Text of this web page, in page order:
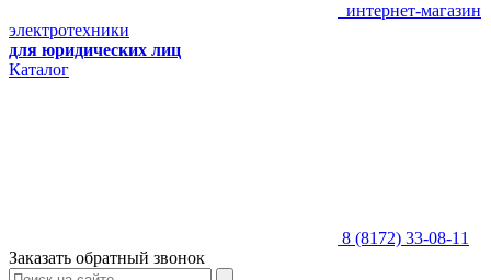
интернет-магазин
электротехники
для юридических лиц
Каталог
8 (8172) 33-08-11
Заказать обратный звонок